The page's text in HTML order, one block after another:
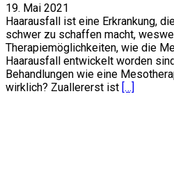
19. Mai 2021
Haarausfall ist eine Erkrankung,
schwer zu schaffen macht,
Therapiemöglichkeiten, wie die
Haarausfall entwickelt worden
Behandlungen wie eine
wirklich? Zuallererst ist […]